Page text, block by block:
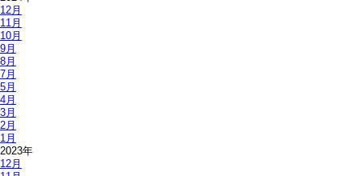
12月
11月
10月
9月
8月
7月
5月
4月
3月
2月
1月
2023年
12月